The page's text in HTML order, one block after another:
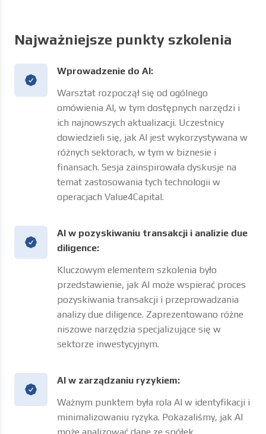
agendę. Uczestnicy zostali zapoznani z narzędziami
takimi jak ChatGPT, Claude, Gemini, Perplexity oraz
bardziej niszowymi, wyspecjalizowanymi
rozwiązaniami, koncentrując się na ich wykorzystaniu w
badaniach rynkowych, analizie inwestycyjnej i poprawie
efektywności operacyjnej.
Najważniejsze punkty szkolenia
Warsztat rozpoczął się od ogólnego
ich najnowszych aktualizacji. Uczestnicy
dowiedzieli się, jak AI jest wykorzystywana w
różnych sektorach, w tym w biznesie i
finansach. Sesja zainspirowała dyskusje na
temat zastosowania tych technologii w
operacjach Value4Capital.
AI w pozyskiwaniu transakcji i analizie due
diligence:
Kluczowym elementem szkolenia było